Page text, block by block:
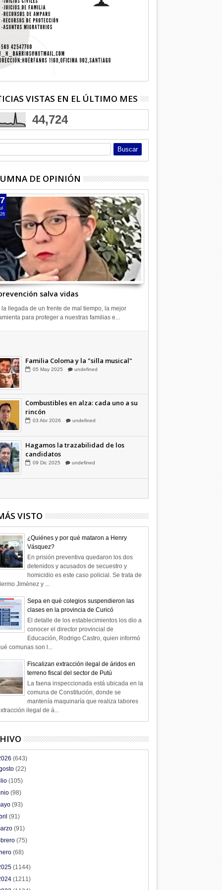
VISTAS EN EL ÚLTIMO MES
44,724
DE OPINIÓN
salva vidas
la llegada de un frente de mal tiempo, la mejor
para proteger a nuestras familias e...
Abr 2026 undefined
Combustibles en alza: cada uno a su
2026 undefined
Hagamos la trazabilidad de los
VISTO
¿Quiénes y por qué mataron a Henry
Vásquez?
En prisión preventiva quedaron los dos
detenidos y acusados de secuestro y
homicidio es este caso policial. Se trata de
Jiménez y ...
Sepa en qué colegios suspendieron las
clases en la provincia de Curicó
El detalle de los establecimientos los dio a
conocer el director provincial de
Educación, Rodrigo Castro, quien informó
comunas son l...
Fiscalizan extracción ilegal de áridos en
terreno fiscal del sector de Putú
La faena inspeccionada está ubicada en la
comuna de Constitución, donde se
mantenía maquinaría que realiza labores
ilegal de á...
(643)
(22)
(105)
(98)
(93)
(91)
(91)
(75)
(68)
(1144)
(1211)